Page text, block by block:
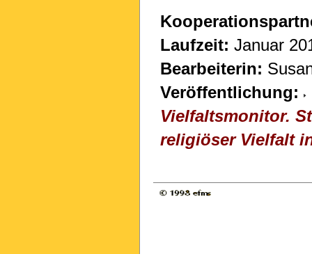
Laufzeit: Januar
Bearbeiterin:
Veröffentlichung:
Vielfaltsmonitor.
religiöser Vielfalt